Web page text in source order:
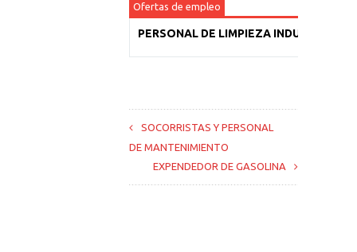
Ofertas de empleo
PERSONAL DE LIMPIEZA INDUSTRIAL
SOCORRISTAS Y PERSONAL
DE MANTENIMIENTO
EXPENDEDOR DE GASOLINA